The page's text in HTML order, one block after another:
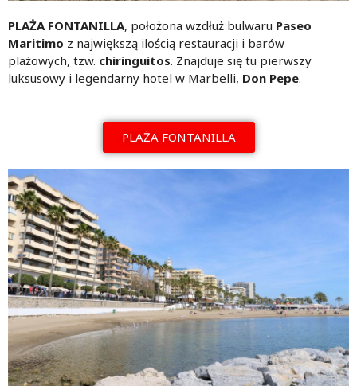
PLAŻA FONTANILLA, położona wzdłuż bulwaru Paseo
Maritimo z największą ilością restauracji i barów
plażowych, tzw. chiringuitos. Znajduje się tu pierwszy
luksusowy i legendarny hotel w Marbelli, Don Pepe.
PLAŻA FONTANILLA